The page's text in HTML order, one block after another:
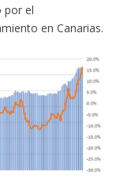
por el
en Canarias.